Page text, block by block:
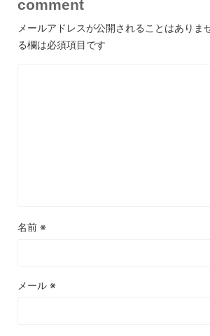
comment
メールアドレスが公開されることはありま
る欄は必須項目です
名前 ※
メール ※